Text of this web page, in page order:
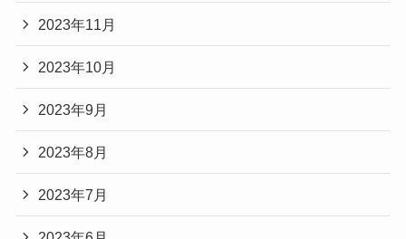
2023年11月
2023年10月
2023年9月
2023年8月
2023年7月